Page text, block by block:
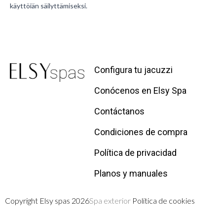
käyttöiän säilyttämiseksi.
Configura tu jacuzzi
Conócenos en Elsy Spa
Contáctanos
Condiciones de compra
Política de privacidad
Planos y manuales
Copyright Elsy spas 2026Spa exterior Política de cookies